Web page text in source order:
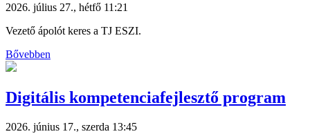
2026. július 27., hétfő 11:21
Vezető ápolót keres a TJ ESZI.
Bővebben
Digitális kompetenciafejlesztő program
2026. június 17., szerda 13:45